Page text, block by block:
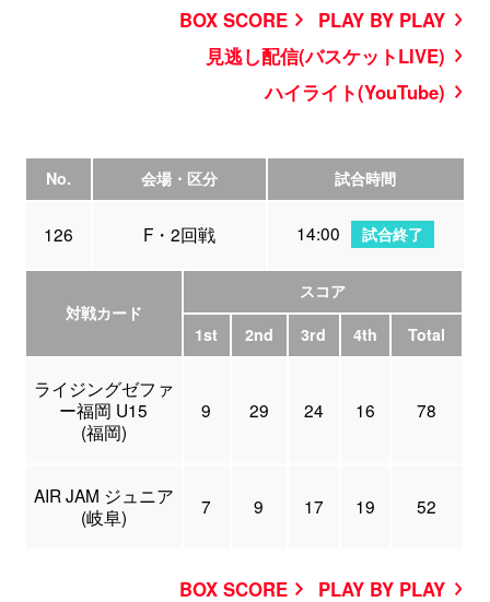
BOX SCORE
PLAY BY PLAY
見逃し配信(バスケットLIVE)
ハイライト(YouTube)
No. 会場・区分 試合時間
126 F・2回戦 14:00 試合終了
対戦カード
スコア
1st
2nd 3rd 4th Total
ライジングゼファ
ー福岡 U15
(福岡)
9 29 24 16 78
AIR JAM ジュニア
(岐阜)
7 9 17 19 52
BOX SCORE PLAY BY PLAY